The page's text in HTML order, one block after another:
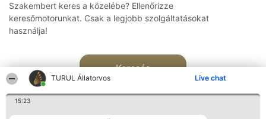
TURUL Állatorvos Live chat
15:23
Szakembert keres a közelébe? Ellenőrizze
keresőmotorunkat. Csak a legjobb szolgáltatásokat
használja!
Keresés